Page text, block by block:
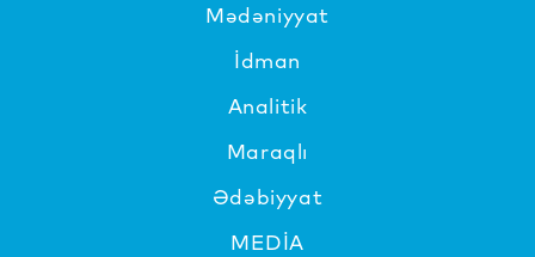
Mədəniyyat
İdman
Analitik
Maraqlı
Ədəbiyyat
MEDİA